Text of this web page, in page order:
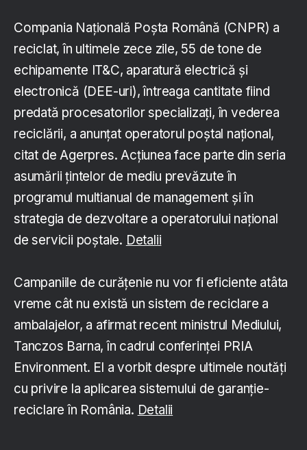
Compania Naţională Poşta Română (CNPR) a
reciclat, în ultimele zece zile, 55 de tone de
echipamente IT&C, aparatură electrică şi
electronică (DEE-uri), întreaga cantitate fiind
predată procesatorilor specializaţi, în vederea
reciclării, a anunţat operatorul poştal naţional,
citat de Agerpres. Acţiunea face parte din seria
asumării ţintelor de mediu prevăzute în
programul multianual de management şi în
strategia de dezvoltare a operatorului naţional
de servicii poştale. Detalii
Campaniile de curăţenie nu vor fi eficiente atâta
vreme cât nu există un sistem de reciclare a
ambalajelor, a afirmat recent ministrul Mediului,
Tanczos Barna, în cadrul conferinţei PRIA
Environment. El a vorbit despre ultimele noutăţi
cu privire la aplicarea sistemului de garanţie-
reciclare în România. Detalii